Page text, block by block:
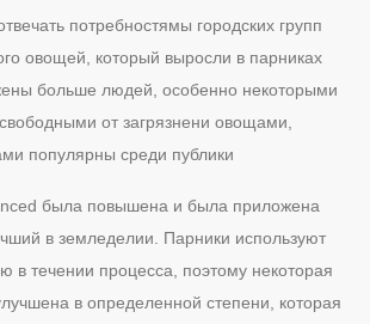
потребностямы городских групп
овощей, который выросли в парниках
больше людей, особенно некоторыми
от загрязнени овощами,
популярны среди публики
была повышена и была приложена
в земледелии. Парники используют
в течении процесса, поэтому некоторая
в определенной степени, которая